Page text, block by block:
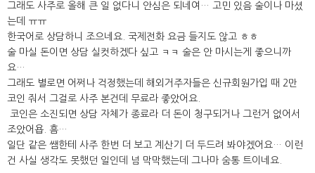
그래도 사주로 올해 큰 일 없다니 안심은 되네여… 고민 있음 술이나 마셨
는데 ㅠㅠ
한국어로 상담하니 조으네요. 국제전화 요금 들지도 않고 ㅎㅎ
술 마실 돈이면 상담 실컷하겠다 싶고 ㅋㅋ 술은 안 마시는게 좋으니까
요…
그래도 별로면 어쩌나 걱정했는데 해외거주자들은 신규회원가입 때 2만
코인 줘서 그걸로 사주 본건데 무료라 좋았어요.
코인은 소진되면 상담 자체가 종료라 더 돈이 청구되거나 그런거 없어서
조았어욥. 흠…
일단 같은 쌤한테 사주 한번 더 보고 계산기 더 두드려 봐야겠어요… 이런
건 사실 생각도 못했던 일인데 넘 막막했는데 그나마 숨통 트이네요.